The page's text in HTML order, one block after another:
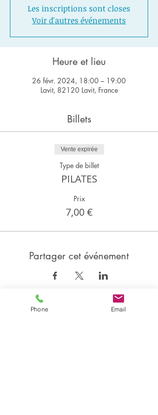
Les inscriptions sont closes
Voir d'autres événements
Heure et lieu
26 févr. 2024, 18:00 – 19:00
Lavit, 82120 Lavit, France
Billets
Vente expirée
Type de billet
PILATES
Prix
7,00 €
Partager cet événement
Phone Email